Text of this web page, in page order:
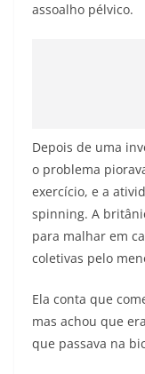
assoalho pélvico.
Depois de uma
o problema
exercício, e a
spinning. A
para malhar em
coletivas pelo
Ela conta que
mas achou que
que passava na